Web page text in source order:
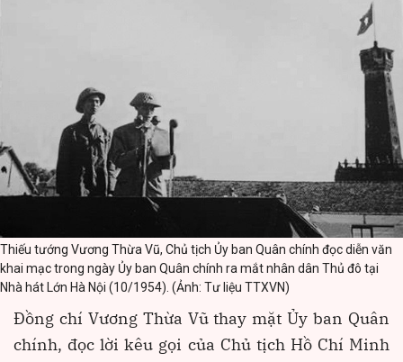
Thiếu tướng Vương Thừa Vũ, Chủ tịch Ủy ban Quân chính đọc diễn văn
khai mạc trong ngày Ủy ban Quân chính ra mắt nhân dân Thủ đô tại
Nhà hát Lớn Hà Nội (10/1954). (Ảnh: Tư liệu TTXVN)
Đồng chí Vương Thừa Vũ thay mặt Ủy ban Quân
chính, đọc lời kêu gọi của Chủ tịch Hồ Chí Minh